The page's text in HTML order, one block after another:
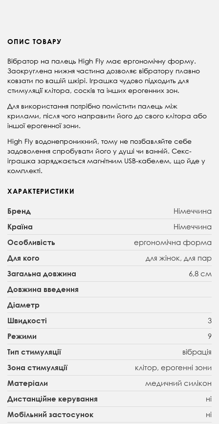
ОПИС ТОВАРУ
Вібратор на палець High Fly має ергономічну форму.
Заокруглена нижня частина дозволяє вібратору плавно
ковзати по вашій шкірі. Іграшка чудово підходить для
стимуляції клітора, сосків та інших ерогенних зон.
Для використання потрібно помістити палець між
крилами, після чого направити його до свого клітора або
іншої ерогенної зони.
High Fly водонепроникний, тому не позбавляйте себе
задоволення спробувати його у душі чи ванній. Секс-
іграшка заряджається магнітним USB-кабелем, що йде у
комплекті.
ХАРАКТЕРИСТИКИ
Бренд Німеччина
Країна Німеччина
Особливість ергономічна форма
Для кого для жінок, для пар
Загальна довжина 6,8 см
Довжина введення
Діаметр
Швидкості
3
Режими 9
Тип стимуляції вібрація
Зона стимуляції клітор, ерогенні зони
Матеріали медичний силікон
Дистанційне керування ні
Мобільний застосунок ні